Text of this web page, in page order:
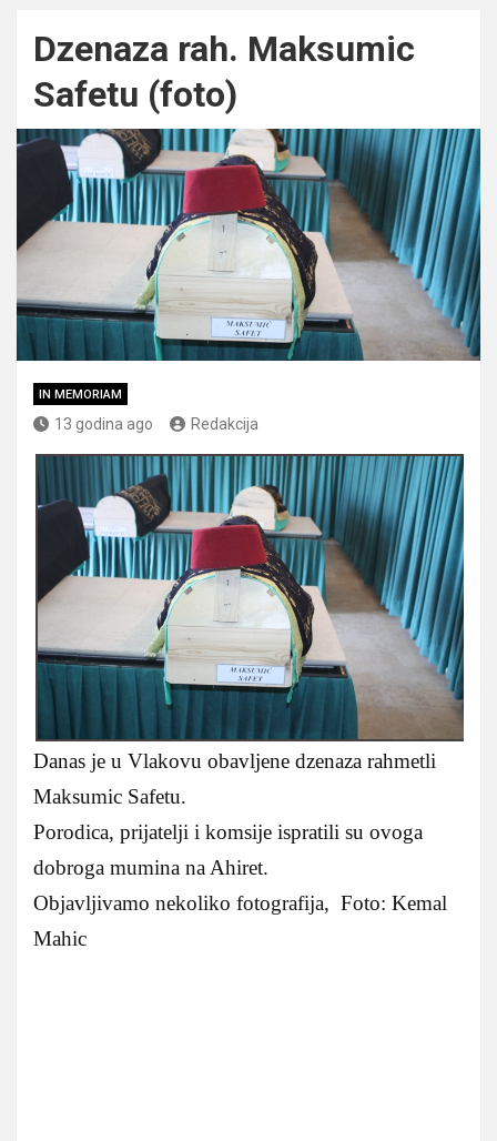
Dzenaza rah. Maksumic
Safetu (foto)
IN MEMORIAM
13 godina ago Redakcija
Danas je u Vlakovu obavljene dzenaza rahmetli
Maksumic Safetu.
Porodica, prijatelji i komsije ispratili su ovoga
dobroga mumina na Ahiret.
Objavljivamo nekoliko fotografija, Foto: Kemal
Mahic